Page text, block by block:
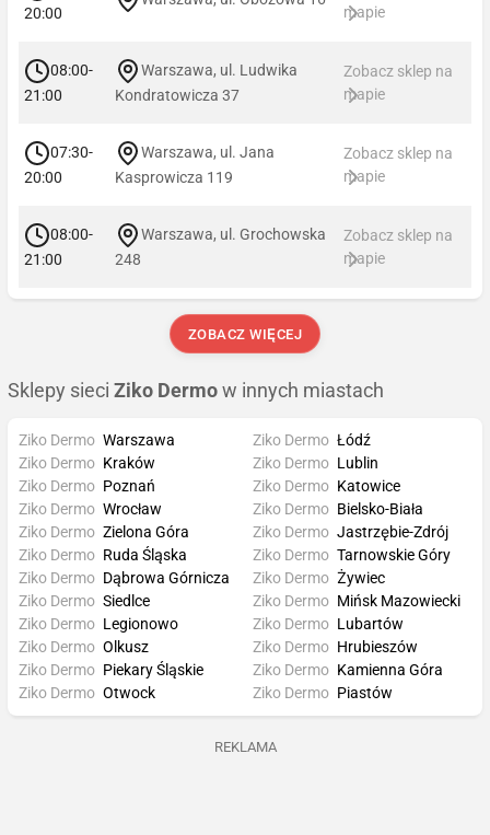
20:00 mapie
08:00-
21:00
Warszawa, ul. Ludwika
Kondratowicza 37
Zobacz sklep na
mapie
07:30-
20:00
Warszawa, ul. Jana
Kasprowicza 119
Zobacz sklep na
mapie
08:00-
21:00
Warszawa, ul. Grochowska
248
Zobacz sklep na
mapie
ZOBACZ WIĘCEJ
Sklepy sieci Ziko Dermo w innych miastach
Ziko Dermo Warszawa
Ziko Dermo Kraków
Ziko Dermo Poznań
Ziko Dermo Wrocław
Ziko Dermo Łódź
Ziko Dermo Lublin
Ziko Dermo Katowice
Ziko Dermo Bielsko-Biała
Ziko Dermo Zielona Góra
Ziko Dermo Ruda Śląska
Ziko Dermo Dąbrowa Górnicza
Ziko Dermo Siedlce
Ziko Dermo Jastrzębie-Zdrój
Ziko Dermo Tarnowskie Góry
Ziko Dermo Żywiec
Ziko Dermo Mińsk Mazowiecki
Ziko Dermo Legionowo
Ziko Dermo Olkusz
Ziko Dermo Piekary Śląskie
Ziko Dermo Otwock
Ziko Dermo Lubartów
Ziko Dermo Hrubieszów
Ziko Dermo Kamienna Góra
Ziko Dermo Piastów
REKLAMA